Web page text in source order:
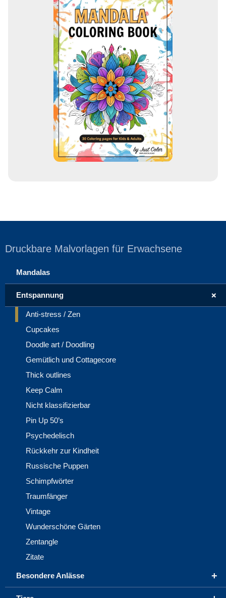
Druckbare Malvorlagen für Erwachsene
Mandalas
+
Entspannung
Anti-stress / Zen
Cupcakes
Doodle art / Doodling
Gemütlich und Cottagecore
Thick outlines
Keep Calm
Nicht klassifizierbar
Pin Up 50’s
Psychedelisch
Rückkehr zur Kindheit
Russische Puppen
Schimpfwörter
Traumfänger
Vintage
Wunderschöne Gärten
Zentangle
Zitate
+
Besondere Anlässe